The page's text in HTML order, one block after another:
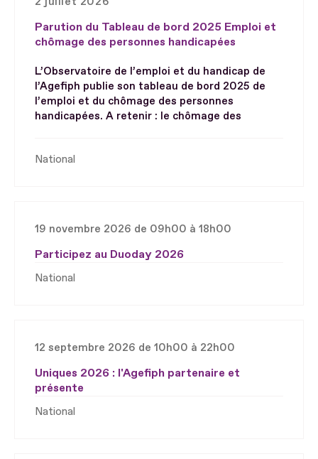
Parution du Tableau de bord 2025 Emploi et
chômage des personnes handicapées
L’Observatoire de l’emploi et du handicap de
l’Agefiph publie son tableau de bord 2025 de
l’emploi et du chômage des personnes
handicapées. A retenir : le chômage des
National
19 novembre 2026 de 09h00 à 18h00
Participez au Duoday 2026
National
12 septembre 2026 de 10h00 à 22h00
Uniques 2026 : l'Agefiph partenaire et
présente
National